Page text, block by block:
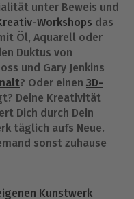
unter Beweis und
Workshops das
Öl, Aquarell oder
Duktus von
und Gary Jenkins
? Oder einen 3D-
Deine Kreativität
Dich durch Dein
täglich aufs Neue.
sonst zuhause